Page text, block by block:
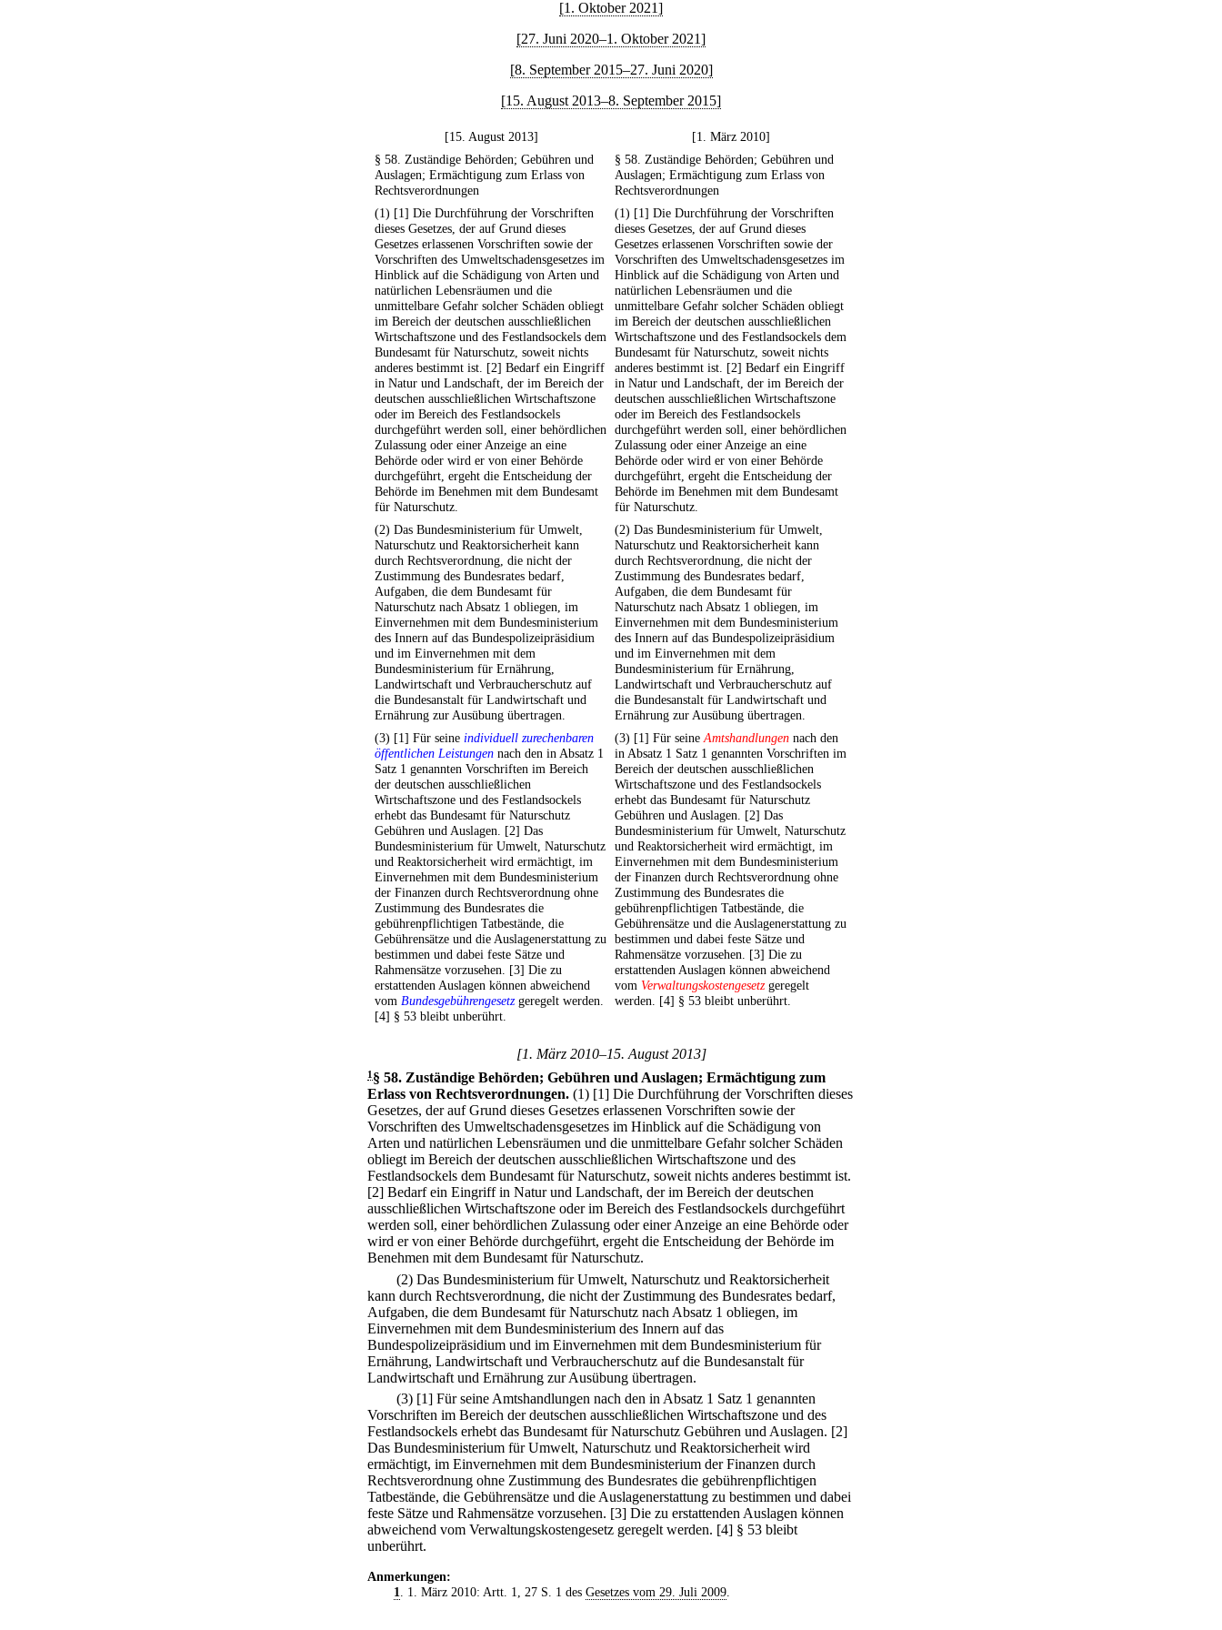
[1. Oktober 2021]
[27. Juni 2020–1. Oktober 2021]
[8. September 2015–27. Juni 2020]
[15. August 2013–8. September 2015]
[15. August 2013]
[1. März 2010]
§ 58. Zuständige Behörden; Gebühren und
Auslagen; Ermächtigung zum Erlass von
Rechtsverordnungen
§ 58. Zuständige Behörden; Gebühren und
Auslagen; Ermächtigung zum Erlass von
Rechtsverordnungen
(1) [1] Die Durchführung der Vorschriften
dieses Gesetzes, der auf Grund dieses
Gesetzes erlassenen Vorschriften sowie der
Vorschriften des Umweltschadensgesetzes im
Hinblick auf die Schädigung von Arten und
natürlichen Lebensräumen und die
unmittelbare Gefahr solcher Schäden obliegt
im Bereich der deutschen ausschließlichen
Wirtschaftszone und des Festlandsockels dem
Bundesamt für Naturschutz, soweit nichts
anderes bestimmt ist. [2] Bedarf ein Eingriff
in Natur und Landschaft, der im Bereich der
deutschen ausschließlichen Wirtschaftszone
oder im Bereich des Festlandsockels
durchgeführt werden soll, einer behördlichen
Zulassung oder einer Anzeige an eine
Behörde oder wird er von einer Behörde
durchgeführt, ergeht die Entscheidung der
Behörde im Benehmen mit dem Bundesamt
für Naturschutz.
(1) [1] Die Durchführung der Vorschriften
dieses Gesetzes, der auf Grund dieses
Gesetzes erlassenen Vorschriften sowie der
Vorschriften des Umweltschadensgesetzes im
Hinblick auf die Schädigung von Arten und
natürlichen Lebensräumen und die
unmittelbare Gefahr solcher Schäden obliegt
im Bereich der deutschen ausschließlichen
Wirtschaftszone und des Festlandsockels dem
Bundesamt für Naturschutz, soweit nichts
anderes bestimmt ist. [2] Bedarf ein Eingriff
in Natur und Landschaft, der im Bereich der
deutschen ausschließlichen Wirtschaftszone
oder im Bereich des Festlandsockels
durchgeführt werden soll, einer behördlichen
Zulassung oder einer Anzeige an eine
Behörde oder wird er von einer Behörde
durchgeführt, ergeht die Entscheidung der
Behörde im Benehmen mit dem Bundesamt
für Naturschutz.
(2) Das Bundesministerium für Umwelt,
Naturschutz und Reaktorsicherheit kann
durch Rechtsverordnung, die nicht der
Zustimmung des Bundesrates bedarf,
Aufgaben, die dem Bundesamt für
Naturschutz nach Absatz 1 obliegen, im
Einvernehmen mit dem Bundesministerium
des Innern auf das Bundespolizeipräsidium
und im Einvernehmen mit dem
Bundesministerium für Ernährung,
Landwirtschaft und Verbraucherschutz auf
die Bundesanstalt für Landwirtschaft und
Ernährung zur Ausübung übertragen.
(2) Das Bundesministerium für Umwelt,
Naturschutz und Reaktorsicherheit kann
durch Rechtsverordnung, die nicht der
Zustimmung des Bundesrates bedarf,
Aufgaben, die dem Bundesamt für
Naturschutz nach Absatz 1 obliegen, im
Einvernehmen mit dem Bundesministerium
des Innern auf das Bundespolizeipräsidium
und im Einvernehmen mit dem
Bundesministerium für Ernährung,
Landwirtschaft und Verbraucherschutz auf
die Bundesanstalt für Landwirtschaft und
Ernährung zur Ausübung übertragen.
(3) [1] Für seine individuell zurechenbaren
öffentlichen Leistungen nach den in Absatz 1
Satz 1 genannten Vorschriften im Bereich
der deutschen ausschließlichen
Wirtschaftszone und des Festlandsockels
erhebt das Bundesamt für Naturschutz
Gebühren und Auslagen. [2] Das
Bundesministerium für Umwelt, Naturschutz
und Reaktorsicherheit wird ermächtigt, im
Einvernehmen mit dem Bundesministerium
der Finanzen durch Rechtsverordnung ohne
Zustimmung des Bundesrates die
gebührenpflichtigen Tatbestände, die
Gebührensätze und die Auslagenerstattung zu
bestimmen und dabei feste Sätze und
Rahmensätze vorzusehen. [3] Die zu
erstattenden Auslagen können abweichend
vom Bundesgebührengesetzgeregelt werden.
[4] § 53 bleibt unberührt.
(3) [1] Für seineAmtshandlungen nach den
in Absatz 1 Satz 1 genannten Vorschriften im
Bereich der deutschen ausschließlichen
Wirtschaftszone und des Festlandsockels
erhebt das Bundesamt für Naturschutz
Gebühren und Auslagen. [2] Das
Bundesministerium für Umwelt, Naturschutz
und Reaktorsicherheit wird ermächtigt, im
Einvernehmen mit dem Bundesministerium
der Finanzen durch Rechtsverordnung ohne
Zustimmung des Bundesrates die
gebührenpflichtigen Tatbestände, die
Gebührensätze und die Auslagenerstattung zu
bestimmen und dabei feste Sätze und
Rahmensätze vorzusehen. [3] Die zu
erstattenden Auslagen können abweichend
vom Verwaltungskostengesetzgeregelt
werden. [4] § 53 bleibt unberührt.
[1. März 2010–15. August 2013]
1§ 58. Zuständige Behörden; Gebühren und Auslagen; Ermächtigung zum
Erlass von Rechtsverordnungen. (1) [1] Die Durchführung der Vorschriften dieses
Gesetzes, der auf Grund dieses Gesetzes erlassenen Vorschriften sowie der
Vorschriften des Umweltschadensgesetzes im Hinblick auf die Schädigung von
Arten und natürlichen Lebensräumen und die unmittelbare Gefahr solcher Schäden
obliegt im Bereich der deutschen ausschließlichen Wirtschaftszone und des
Festlandsockels dem Bundesamt für Naturschutz, soweit nichts anderes bestimmt ist.
[2] Bedarf ein Eingriff in Natur und Landschaft, der im Bereich der deutschen
ausschließlichen Wirtschaftszone oder im Bereich des Festlandsockels durchgeführt
werden soll, einer behördlichen Zulassung oder einer Anzeige an eine Behörde oder
wird er von einer Behörde durchgeführt, ergeht die Entscheidung der Behörde im
Benehmen mit dem Bundesamt für Naturschutz.
(2) Das Bundesministerium für Umwelt, Naturschutz und Reaktorsicherheit
kann durch Rechtsverordnung, die nicht der Zustimmung des Bundesrates bedarf,
Aufgaben, die dem Bundesamt für Naturschutz nach Absatz 1 obliegen, im
Einvernehmen mit dem Bundesministerium des Innern auf das
Bundespolizeipräsidium und im Einvernehmen mit dem Bundesministerium für
Ernährung, Landwirtschaft und Verbraucherschutz auf die Bundesanstalt für
Landwirtschaft und Ernährung zur Ausübung übertragen.
(3) [1] Für seine Amtshandlungen nach den in Absatz 1 Satz 1 genannten
Vorschriften im Bereich der deutschen ausschließlichen Wirtschaftszone und des
Festlandsockels erhebt das Bundesamt für Naturschutz Gebühren und Auslagen. [2]
Das Bundesministerium für Umwelt, Naturschutz und Reaktorsicherheit wird
ermächtigt, im Einvernehmen mit dem Bundesministerium der Finanzen durch
Rechtsverordnung ohne Zustimmung des Bundesrates die gebührenpflichtigen
Tatbestände, die Gebührensätze und die Auslagenerstattung zu bestimmen und dabei
feste Sätze und Rahmensätze vorzusehen. [3] Die zu erstattenden Auslagen können
abweichend vom Verwaltungskostengesetz geregelt werden. [4] § 53 bleibt
unberührt.
Anmerkungen:
1
. 1. März 2010: Artt. 1, 27 S. 1 des Gesetzes vom 29. Juli 2009.